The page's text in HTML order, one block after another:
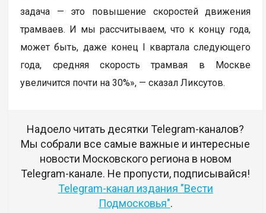
задача — это повышение скоростей движения
трамваев. И мы рассчитываем, что к концу года,
может быть, даже конец I квартала следующего
года, средняя скорость трамвая в Москве
увеличится почти на 30%», — сказал Ликсутов.
Надоело читать десятки Telegram-каналов?
Мы собрали все самые важные и интересные
новости Московского региона в новом
Telegram-канале. Не пропусти, подписывайся!
Telegram-канал издания "Вести
Подмосковья".